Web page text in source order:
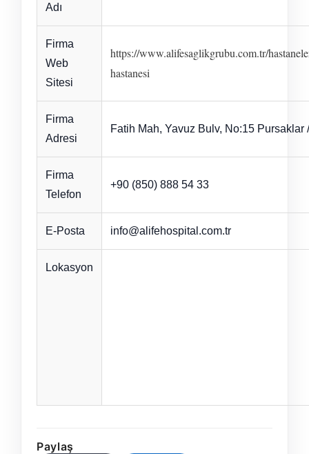
Adı
Firma
Web
Sitesi
https://www.alifesaglikgrubu.com.tr/
hastanesi
Firma
Adresi
Fatih Mah, Yavuz Bulv, No:15 Pursaklar
Firma
Telefon
+90 (850) 888 54 33
E-Posta info@alifehospital.com.tr
Lokasyon
Paylaş